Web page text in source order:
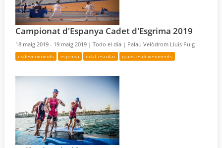
Campionat d'Espanya Cadet d'Esgrima 2019
18 maig 2019 - 19 maig 2019 |Todo el día | Palau Velòdrom Lluís Puig
esdeveniments esgrima edat escolar grans esdeveniments